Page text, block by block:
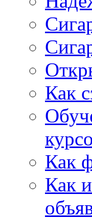
Как
Как
Как